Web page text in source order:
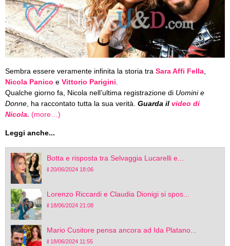
Sembra essere veramente infinita la storia tra Sara Affi Fella
Nicola Panico e Vittorio Parigini
Qualche giorno fa, Nicola nell’ultima registrazione di Uomini e
Donne , ha raccontato tutta la sua verità. Guarda il video di
Nicola. (more…)
Leggi anche...
Botta e risposta tra Selvaggia Lucarelli e...
il 20/06/2024 18:06
Lorenzo Riccardi e Claudia Dionigi si spos...
il 18/06/2024 21:08
Mario Cusitore pensa ancora ad Ida Platano...
il 18/06/2024 11:55